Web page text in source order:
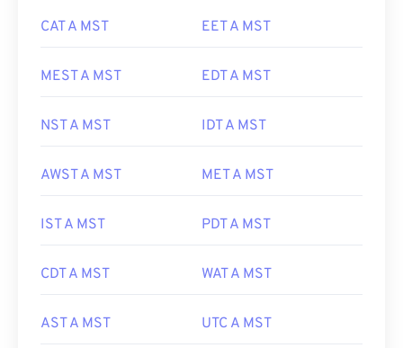
CAT A MST EET A MST
MEST A MST EDT A MST
NST A MST IDT A MST
AWST A MST MET A MST
IST A MST PDT A MST
CDT A MST WAT A MST
AST A MST UTC A MST